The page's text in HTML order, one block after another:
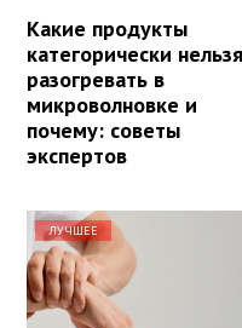
Какие продукты
категорически нельзя
разогревать в
микроволновке и
почему: советы
экспертов
ЛУЧШЕЕ